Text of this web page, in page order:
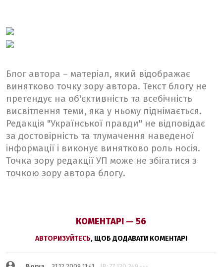
Блог автора – матеріал, який відображає
винятково точку зору автора. Текст блогу не
претендує на об'єктивність та всебічність
висвітлення теми, яка у ньому піднімається.
Редакція "Української правди" не відповідає
за достовірність та тлумачення наведеної
інформації і виконує винятково роль носія.
Точка зору редакції УП може не збігатися з
точкою зору автора блогу.
КОМЕНТАРІ — 56
АВТОРИЗУЙТЕСЬ, ЩОБ ДОДАВАТИ КОМЕНТАРІ